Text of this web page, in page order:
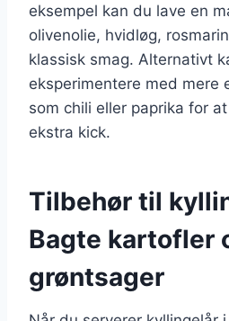
eksempel kan du lave en
olivenolie, hvidløg,
klassisk smag. Alternativt
eksperimentere med mere
som chili eller paprika for
ekstra kick.
Tilbehør til
Bagte kartofler
grøntsager